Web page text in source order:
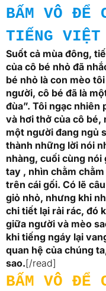
BẤM VÔ ĐỂ
TIẾNG VIỆT
Suốt cả mùa đông,
của cô bé nhỏ đã
bé nhỏ là con mèo
người, cô bé đã là
đùa”. Tôi ngạc nhiên
và hơi thở của cô bé,
một người đang ngủ
thành những lời nói
nhàng, cuối cùng
tay , nhìn chằm
trên cái gối. Có lẽ
giỏ nhỏ, nhưng khi
chi tiết lại rải rác, đó
giữa người và mèo
khi tiếng ngáy lại
quan hệ của chúng
sao.[/read]
BẤM VÔ ĐỂ